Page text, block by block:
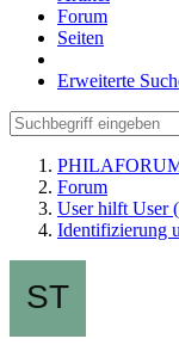
Forum
Seiten
Erweiterte
Forum
User hilft User
Identifizierung